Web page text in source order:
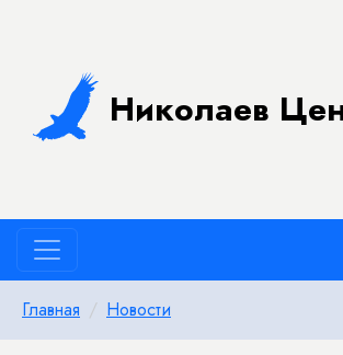
Николаев
Главная Новости